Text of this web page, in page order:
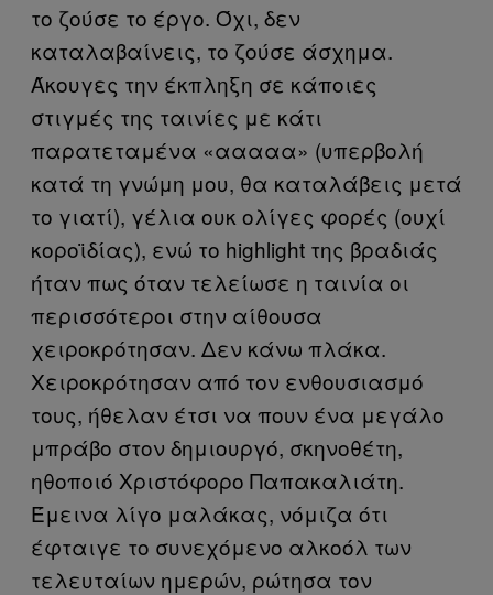
το ζούσε το έργο. Όχι, δεν
καταλαβαίνεις, το ζούσε άσχημα.
Άκουγες την έκπληξη σε κάποιες
στιγμές της ταινίες με κάτι
παρατεταμένα «ααααα» (υπερβολή
κατά τη γνώμη μου, θα καταλάβεις μετά
το γιατί), γέλια ουκ ολίγες φορές (ουχί
κοροϊδίας), ενώ το highlight της βραδιάς
ήταν πως όταν τελείωσε η ταινία οι
περισσότεροι στην αίθουσα
χειροκρότησαν. Δεν κάνω πλάκα.
Χειροκρότησαν από τον ενθουσιασμό
τους, ήθελαν έτσι να πουν ένα μεγάλο
μπράβο στον δημιουργό, σκηνοθέτη,
ηθοποιό Χριστόφορο Παπακαλιάτη.
Έμεινα λίγο μαλάκας, νόμιζα ότι
έφταιγε το συνεχόμενο αλκοόλ των
τελευταίων ημερών, ρώτησα τον